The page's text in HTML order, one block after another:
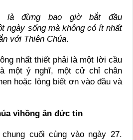
là đừng bao giờ bắt đầu
ngày sốngmà không có ít nhất
với Thiên Chúa.
nhất thiết phải là một lời cầu
một ý nghĩ, một cử chỉ chân
hoặc lòng biết ơn vào đầu và
vì hồng ân đức tin
cuối cùng vào ngày 27.